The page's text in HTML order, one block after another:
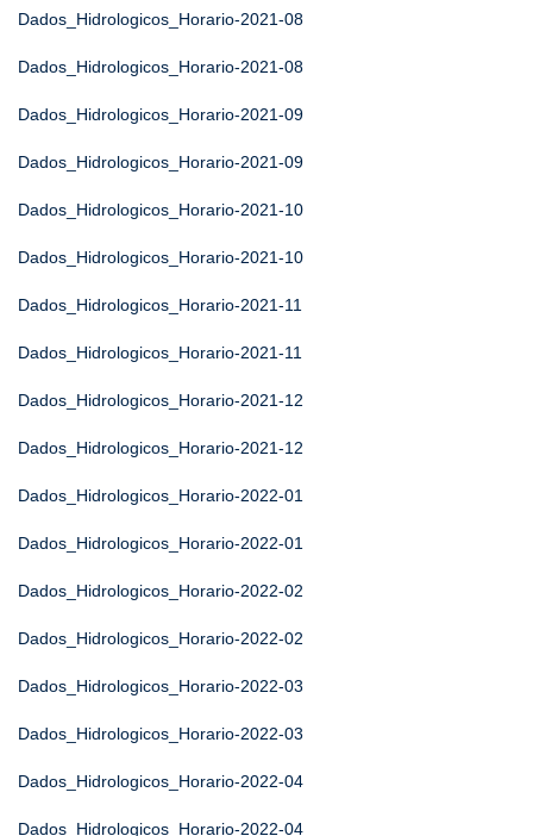
Dados_Hidrologicos_Horario-2021-08
Dados_Hidrologicos_Horario-2021-08
Dados_Hidrologicos_Horario-2021-09
Dados_Hidrologicos_Horario-2021-09
Dados_Hidrologicos_Horario-2021-10
Dados_Hidrologicos_Horario-2021-10
Dados_Hidrologicos_Horario-2021-11
Dados_Hidrologicos_Horario-2021-11
Dados_Hidrologicos_Horario-2021-12
Dados_Hidrologicos_Horario-2021-12
Dados_Hidrologicos_Horario-2022-01
Dados_Hidrologicos_Horario-2022-01
Dados_Hidrologicos_Horario-2022-02
Dados_Hidrologicos_Horario-2022-02
Dados_Hidrologicos_Horario-2022-03
Dados_Hidrologicos_Horario-2022-03
Dados_Hidrologicos_Horario-2022-04
Dados_Hidrologicos_Horario-2022-04